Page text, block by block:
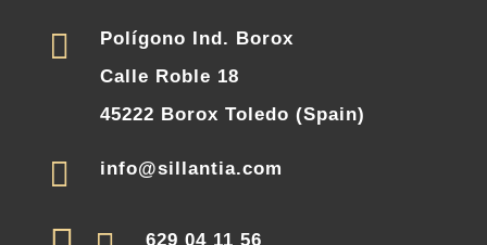

Polígono Ind. Borox
Calle Roble 18
45222 Borox Toledo (Spain)
 info@sillantia.com
629 04 11 56